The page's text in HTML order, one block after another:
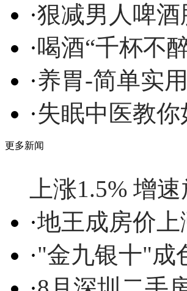
·狠减男人啤
·喝酒“千杯不
·养胃-简单实
·失眠中医教
更多新闻
上涨1.5% 增
·地王成房价
·"金九银十"成